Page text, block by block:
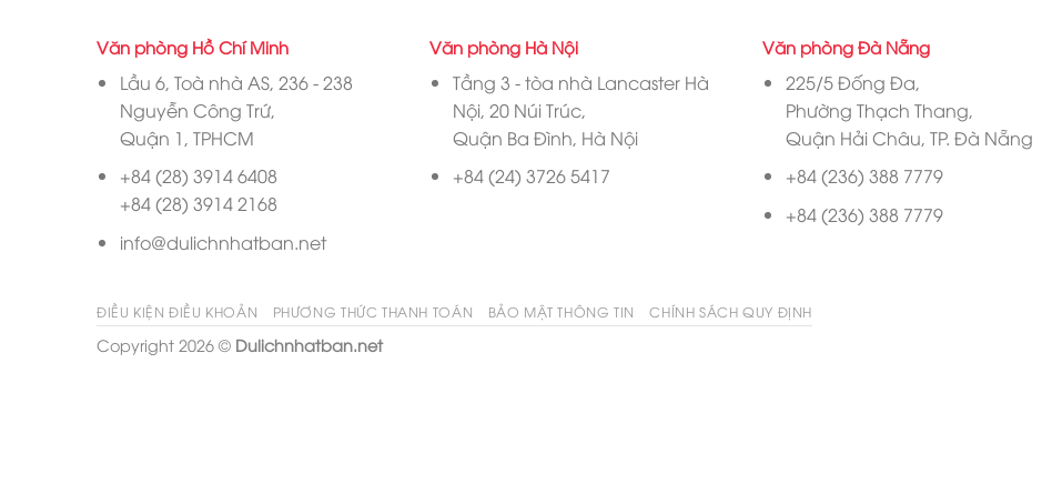
Văn phòng Hồ Chí Minh
Lầu 6, Toà nhà AS, 236 - 238
Nguyễn Công Trứ,
Quận 1, TPHCM
+84 (28) 3914 6408
+84 (28) 3914 2168
info@dulichnhatban.net
Văn phòng Hà Nội
Tầng 3 - tòa nhà Lancaster Hà
Nội, 20 Núi Trúc,
Quận Ba Đình, Hà Nội
+84 (24) 3726 5417
Văn phòng Đà Nẵng
225/5 Đống Đa,
Phường Thạch Thang,
Quận Hải Châu, TP. Đà Nẵng
+84 (236) 388 7779
+84 (236) 388 7779
ĐIỀU KIỆN ĐIỀU KHOẢN PHƯƠNG THỨC THANH TOÁN BẢO MẬT THÔNG TIN CHÍNH SÁCH QUY ĐỊNH
Copyright 2026 © Dulichnhatban.net